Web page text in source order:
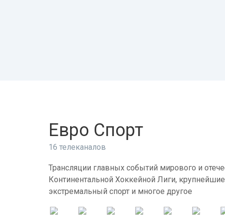
Евро Спорт
16 телеканалов
Трансляции главных событий мирового и
Континентальной Хоккейной Лиги,
экстремальный спорт и многое другое